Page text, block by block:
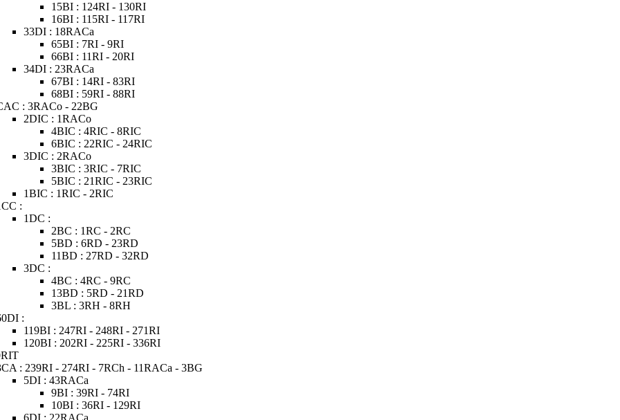
15BI : 124RI - 130RI
16BI : 115RI - 117RI
33DI : 18RACa
65BI : 7RI - 9RI
66BI : 11RI - 20RI
34DI : 23RACa
67BI : 14RI - 83RI
68BI : 59RI - 88RI
: 3RACo - 22BG
2DIC : 1RACo
4BIC : 4RIC - 8RIC
6BIC : 22RIC - 24RIC
3DIC : 2RACo
3BIC : 3RIC - 7RIC
5BIC : 21RIC - 23RIC
1BIC : 1RIC - 2RIC
:
1DC :
2BC : 1RC - 2RC
5BD : 6RD - 23RD
11BD : 27RD - 32RD
3DC :
4BC : 4RC - 9RC
13BD : 5RD - 21RD
3BL : 3RH - 8RH
:
119BI : 247RI - 248RI - 271RI
120BI : 202RI - 225RI - 336RI
: 239RI - 274RI - 7RCh - 11RACa - 3BG
5DI : 43RACa
9BI : 39RI - 74RI
10BI : 36RI - 129RI
6DI : 22RACa